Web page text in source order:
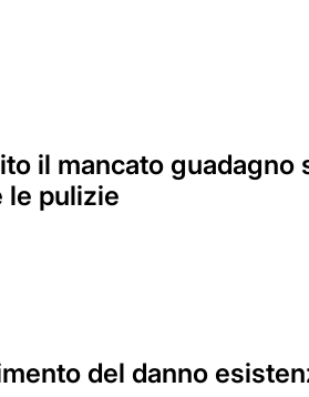
il mancato guadagno
le pulizie
del danno